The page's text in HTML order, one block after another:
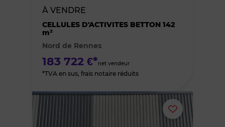
À VENDRE
CELLULES D'ACTIVITES BETTON 142
m²
Nord de Rennes
183 722 €*net vendeur
*TVA en sus, frais notaire réduits
Ajouter